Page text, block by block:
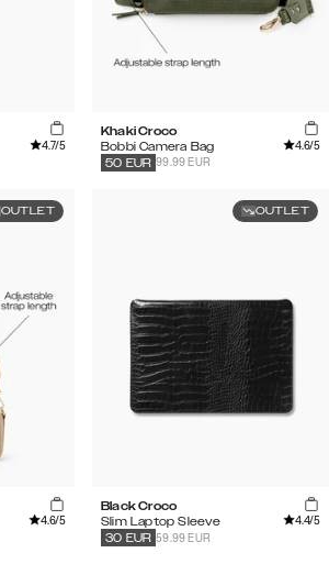
4.7/5
Khaki Croco
Bobbi Camera Bag
4.6/5
99.99 EUR
50 EUR
OUTLET
4.6/5
OUTLET
Black Croco
Slim Laptop Sleeve
4.4/5
59.99 EUR
30 EUR